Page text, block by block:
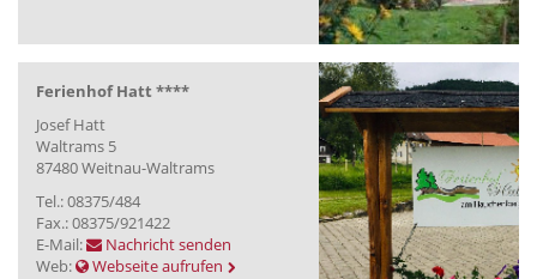
Ferienhof Hatt ****
Josef Hatt
Waltrams 5
87480 Weitnau-Waltrams
Tel.: 08375/484
Fax.: 08375/921422
E-Mail:
Nachricht senden
Web:
Webseite aufrufen